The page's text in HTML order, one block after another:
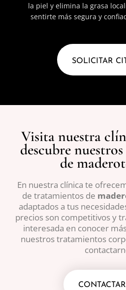
la piel y elimina la grasa
sentirte más segura y
SOLICITAR
Visita nuestra
descubre
de
En nuestra clínica te
de tratamientos de
adaptados a tus
precios son competitivos y
interesada en conocer
nuestros tratamientos
CONTACTAR